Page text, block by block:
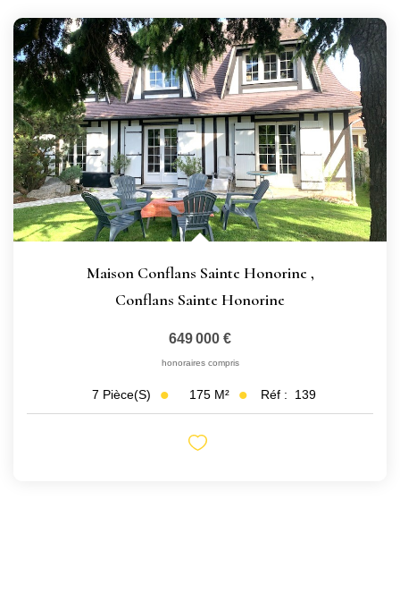
Maison Conflans Sainte Honorine ,
Conflans Sainte Honorine
649 000 €
honoraires compris
7 Pièce(s) 175 M² Réf : 139